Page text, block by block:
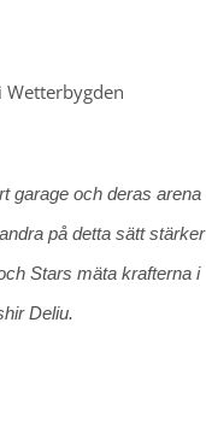
Wetterbygden
garage och deras arena
på detta sätt stärker
Stars mäta krafterna i
Deliu.